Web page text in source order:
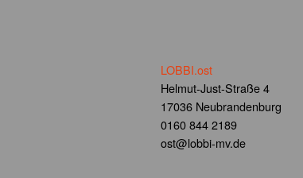
LOBBI.ost
Helmut-Just-Straße 4
17036 Neubrandenburg
0160 844 2189
ost@lobbi-mv.de